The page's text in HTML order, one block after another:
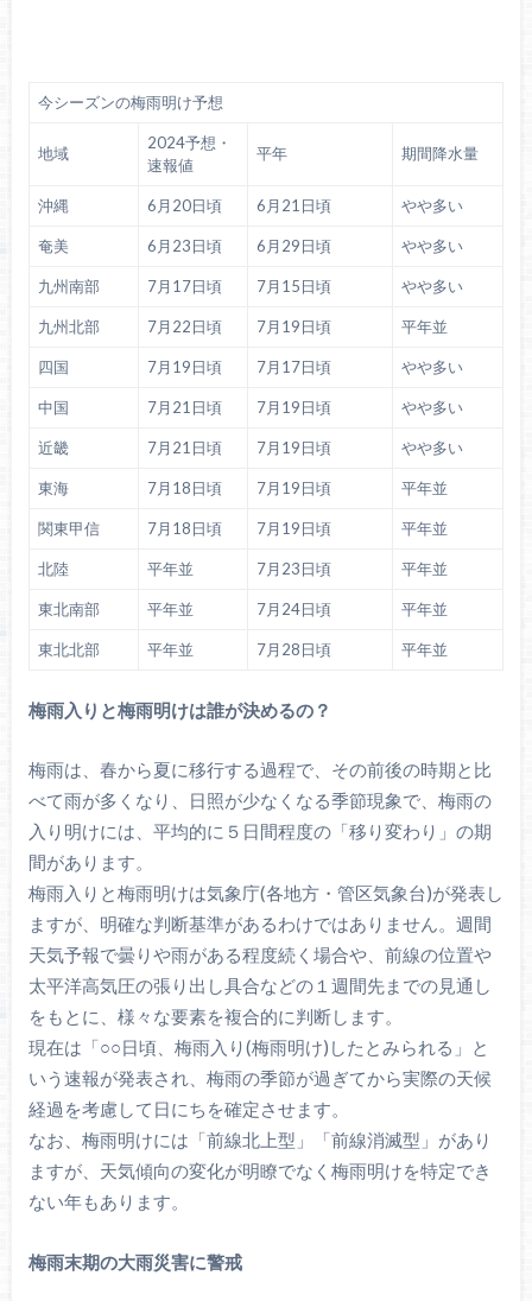
今シーズンの梅雨明け予想
地域
2024予想・
速報値
平年 期間降水量
沖縄 6月20日頃 6月21日頃 やや多い
奄美 6月23日頃 6月29日頃 やや多い
九州南部 7月17日頃 7月15日頃 やや多い
九州北部 7月22日頃 7月19日頃 平年並
四国 7月19日頃 7月17日頃 やや多い
中国 7月21日頃 7月19日頃 やや多い
近畿 7月21日頃 7月19日頃 やや多い
東海 7月18日頃 7月19日頃 平年並
関東甲信 7月18日頃 7月19日頃 平年並
北陸 平年並 7月23日頃 平年並
東北南部 平年並 7月24日頃 平年並
東北北部 平年並 7月28日頃 平年並
梅雨入りと梅雨明けは誰が決めるの？
梅雨は、春から夏に移行する過程で、その前後の時期と比
べて雨が多くなり、日照が少なくなる季節現象で、梅雨の
入り明けには、平均的に５日間程度の「移り変わり」の期
間があります。
梅雨入りと梅雨明けは気象庁(各地方・管区気象台)が発表し
ますが、明確な判断基準があるわけではありません。週間
天気予報で曇りや雨がある程度続く場合や、前線の位置や
太平洋高気圧の張り出し具合などの１週間先までの見通し
をもとに、様々な要素を複合的に判断します。
現在は「○○日頃、梅雨入り(梅雨明け)したとみられる」と
いう速報が発表され、梅雨の季節が過ぎてから実際の天候
経過を考慮して日にちを確定させます。
なお、梅雨明けには「前線北上型」「前線消滅型」があり
ますが、天気傾向の変化が明瞭でなく梅雨明けを特定でき
ない年もあります。
梅雨末期の大雨災害に警戒